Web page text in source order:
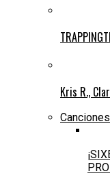
Kris R.,